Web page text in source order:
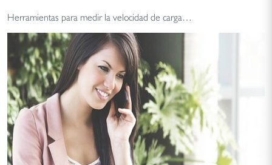
Herramientas para medir la velocidad de carga…